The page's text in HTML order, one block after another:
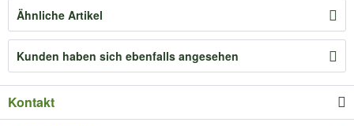
Ähnliche Artikel
Kunden haben sich ebenfalls angesehen
Kontakt